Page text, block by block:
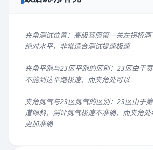
夹角测试位置：高级驾照第一关左拐桥
绝对水平，非常适合测试提速极速
夹角平跑与23区平跑的区别：23区由于
不能到达平跑极速，而夹角处可以
夹角氮气与23区氮气的区别：23区由于
道倾斜，测评氮气极速不准确，而夹角
更加准确